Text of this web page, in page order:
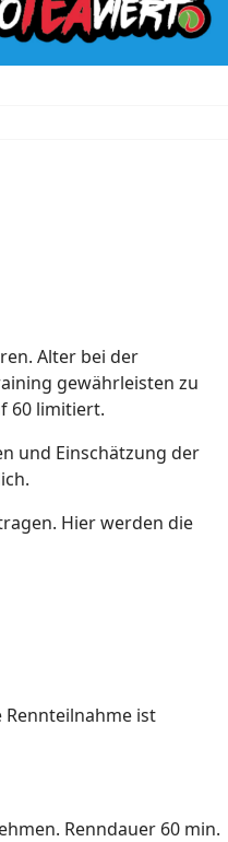
Alter bei der
gewährleisten zu
60 limitiert.
und Einschätzung der
Hier werden die
Rennteilnahme ist
Renndauer 60 min.